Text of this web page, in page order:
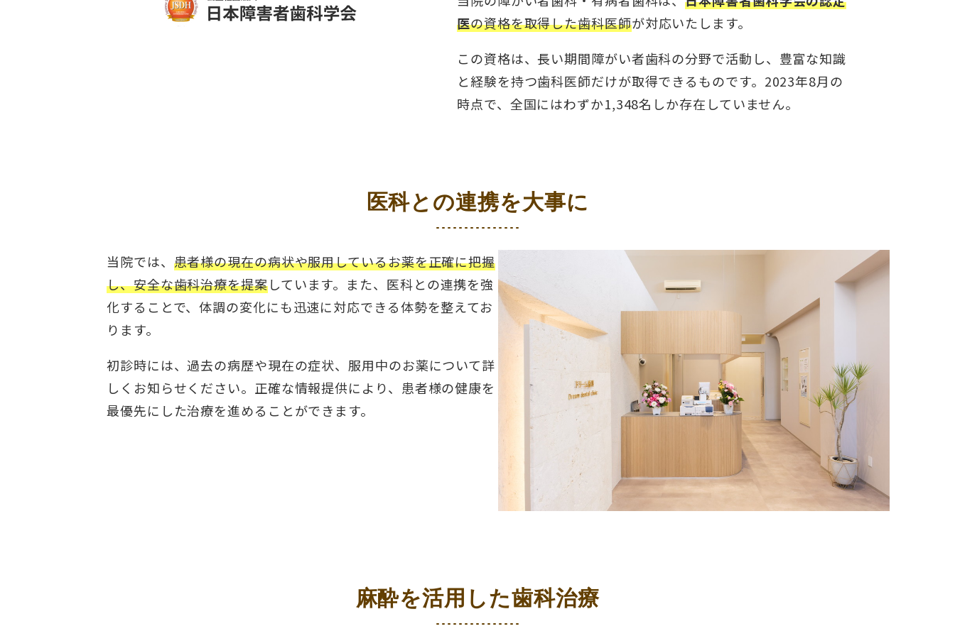
医の資格を取得した歯科医師が対応いたします。
この資格は、長い期間障がい者歯科の分野で活動し、豊富な知識
と経験を持つ歯科医師だけが取得できるものです。2023年8月の
時点で、全国にはわずか1,348名しか存在していません。
医科との連携を大事に
当院では、 患者様の現在の病状や服用しているお薬を正確に把握
し、安全な歯科治療を提案しています。また、医科との連携を強
化することで、体調の変化にも迅速に対応できる体勢を整えてお
ります。
初診時には、過去の病歴や現在の症状、服用中のお薬について詳
しくお知らせください。正確な情報提供により、患者様の健康を
最優先にした治療を進めることができます。
麻酔を活用した歯科治療